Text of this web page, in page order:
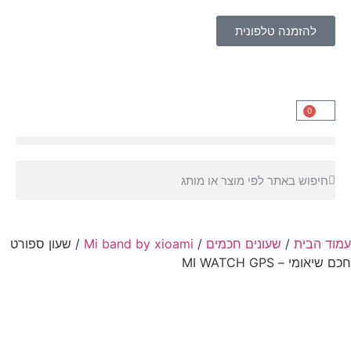
0
להזמנה טלפונית
עמוד הבית / שעונים חכמים /
Mi band by xioami / שעון ספורט
חכם שיאומי – MI WATCH GPS